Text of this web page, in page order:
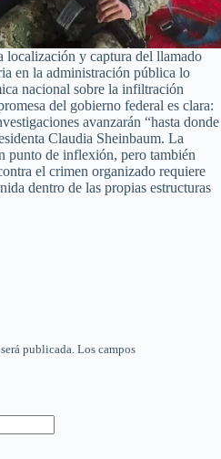
localización y captura del llamado
en la administración pública lo
nacional sobre la infiltración
del gobierno federal es clara:
avanzarán “hasta donde
Claudia Sheinbaum. La
punto de inflexión, pero también
el crimen organizado requiere
dentro de las propias estructuras
publicada. Los campos